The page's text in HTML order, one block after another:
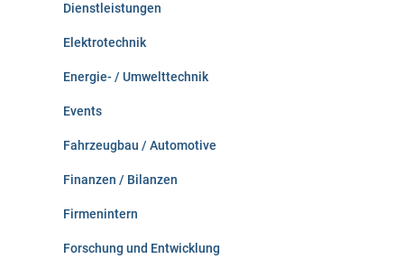
Dienstleistungen
Elektrotechnik
Energie- / Umwelttechnik
Events
Fahrzeugbau / Automotive
Finanzen / Bilanzen
Firmenintern
Forschung und Entwicklung